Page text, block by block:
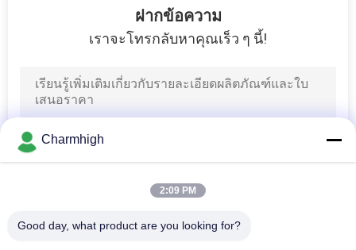
ฝากข้อความ
เราจะโทรกลับหาคุณเร็ว ๆ นี้!
Charmhigh
2:09 PM
Good day, what product are you looking for?